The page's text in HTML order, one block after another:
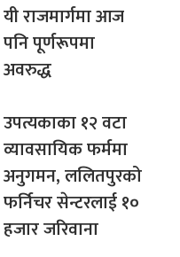
यी राजमार्गमा आज
पनि पूर्णरूपमा
अवरुद्ध
उपत्यकाका १२ वटा
व्यावसायिक फर्ममा
अनुगमन, ललितपुरको
फर्निचर सेन्टरलाई १०
हजार जरिवाना